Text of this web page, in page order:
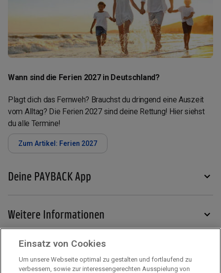
Wann sind die Ferien 2027 in Deutschland?
Plagt dich das Fernweh? Brauchst du dringend eine Auszeit
vom Alltag? Die Ferien 2027 sind deine Rettung! Hier siehst
du alle Termine!
Zum Artikel: Ferien 2027
Deine PAYBACK App
Weitere Informationen
Einsatz von Cookies
Um unsere Webseite optimal zu gestalten und fortlaufend zu
verbessern, sowie zur interessengerechten Ausspielung von